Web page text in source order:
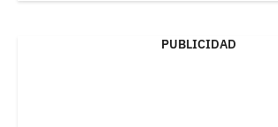
PUBLICIDAD